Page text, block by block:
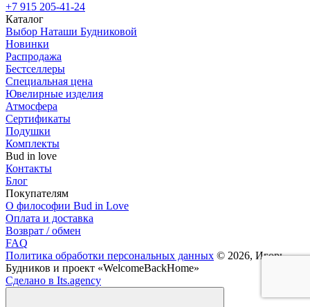
+7 915 205-41-24
Каталог
Выбор Наташи Будниковой
Новинки
Распродажа
Бестселлеры
Специальная цена
Ювелирные изделия
Атмосфера
Сертификаты
Подушки
Комплекты
Bud in love
Контакты
Блог
Покупателям
О философии Bud in Love
Оплата и доставка
Возврат / обмен
FAQ
Политика обработки персональных данных © 2026, Игорь
Будников и проект «WelcomeBackHome»
Сделано в Its.agency